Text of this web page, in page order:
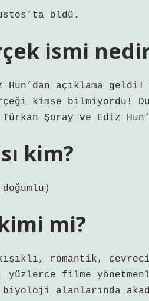
öldü.
ismi
Hun’dan açıklama
kimse bilmiyordu!
Şoray ve Ediz
kim?
mi?
romantik,
yüzlerce filme
alanlarında